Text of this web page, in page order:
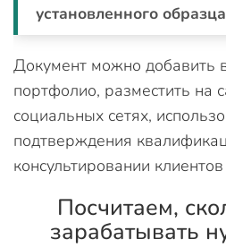
установленного
Документ можно добавить
портфолио, разместить на
социальных сетях,
подтверждения
консультировании
Посчитаем,
зарабатывать